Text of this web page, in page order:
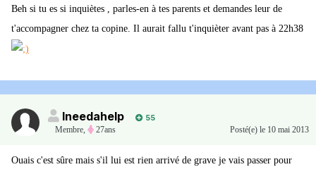
Beh si tu es si inquiètes , parles-en à tes parents et demandes leur de
t'accompagner chez ta copine. Il aurait fallu t'inquièter avant pas à 22h38
Ineedahelp
55
Membre, 27ans Posté(e) le 10 mai 2013
Ouais c'est sûre mais s'il lui est rien arrivé de grave je vais passer pour